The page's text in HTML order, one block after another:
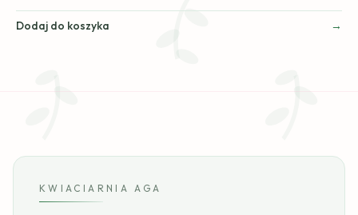
Dodaj do koszyka
KWIACIARNIA AGA